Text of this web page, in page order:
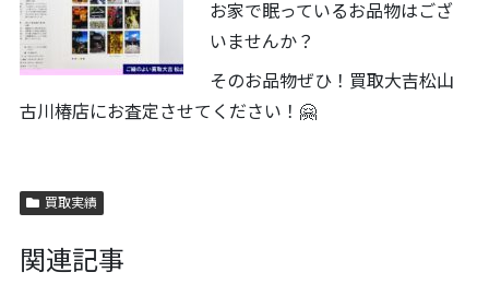
お家で眠っているお品物はござ
いませんか？
そのお品物ぜひ！買取大吉松山
古川椿店にお査定させてください！🤗
買取実績
関連記事